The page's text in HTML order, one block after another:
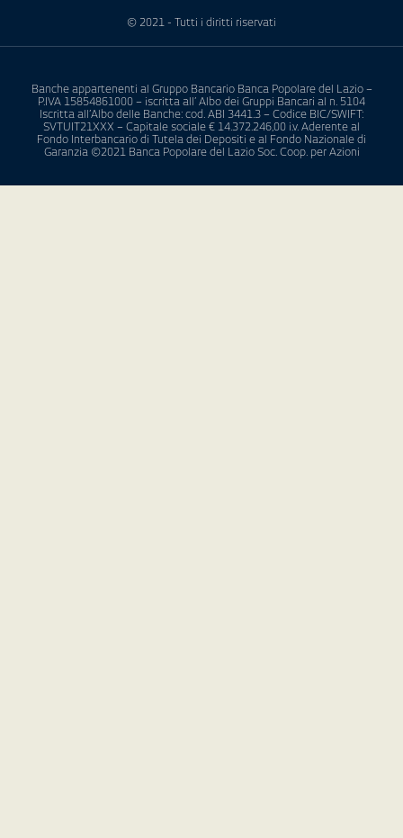
© 2021 - Tutti i diritti riservati
Banche appartenenti al Gruppo Bancario Banca Popolare del Lazio –
P.IVA 15854861000 – iscritta all’ Albo dei Gruppi Bancari al n. 5104
Iscritta all’Albo delle Banche: cod. ABI 3441.3 – Codice BIC/SWIFT:
SVTUIT21XXX – Capitale sociale € 14.372.246,00 i.v. Aderente al
Fondo Interbancario di Tutela dei Depositi e al Fondo Nazionale di
Garanzia ©2021 Banca Popolare del Lazio Soc. Coop. per Azioni